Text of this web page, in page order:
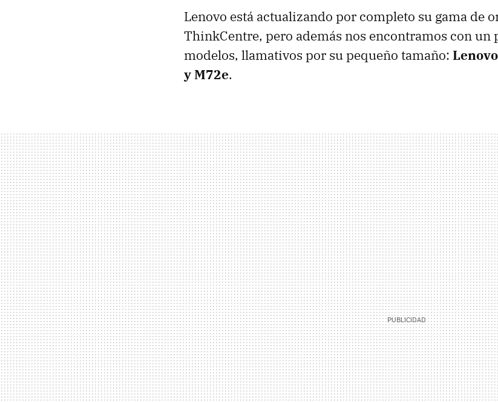
Lenovo está actualizando por completo su gama de
ThinkCentre, pero además nos encontramos con un
modelos, llamativos por su pequeño tamaño:
y M72e.